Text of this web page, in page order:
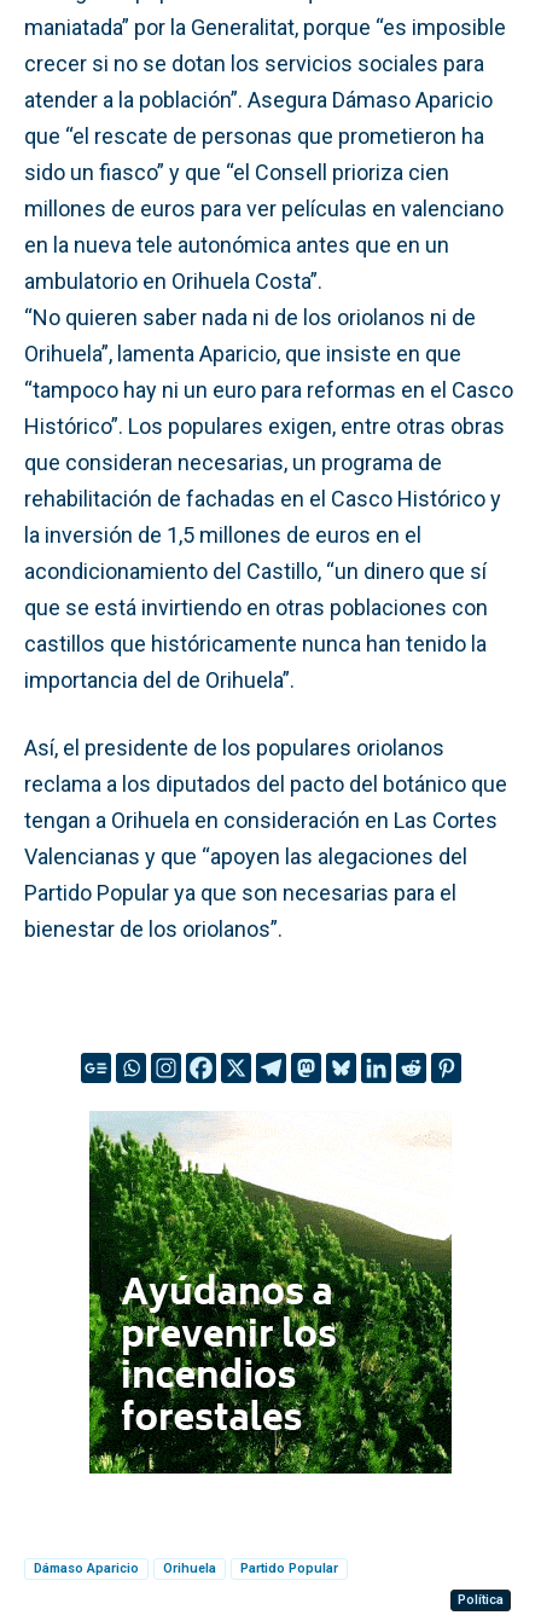
maniatada” por la Generalitat, porque “es imposible
crecer si no se dotan los servicios sociales para
atender a la población”. Asegura Dámaso Aparicio
que “el rescate de personas que prometieron ha
sido un fiasco” y que “el Consell prioriza cien
millones de euros para ver películas en valenciano
en la nueva tele autonómica antes que en un
ambulatorio en Orihuela Costa”.
“No quieren saber nada ni de los oriolanos ni de
Orihuela”, lamenta Aparicio, que insiste en que
“tampoco hay ni un euro para reformas en el Casco
Histórico”. Los populares exigen, entre otras obras
que consideran necesarias, un programa de
rehabilitación de fachadas en el Casco Histórico y
la inversión de 1,5 millones de euros en el
acondicionamiento del Castillo, “un dinero que sí
que se está invirtiendo en otras poblaciones con
castillos que históricamente nunca han tenido la
importancia del de Orihuela”.
Así, el presidente de los populares oriolanos
reclama a los diputados del pacto del botánico que
tengan a Orihuela en consideración en Las Cortes
Valencianas y que “apoyen las alegaciones del
Partido Popular ya que son necesarias para el
bienestar de los oriolanos”.
Dámaso Aparicio Orihuela
Partido Popular
Política